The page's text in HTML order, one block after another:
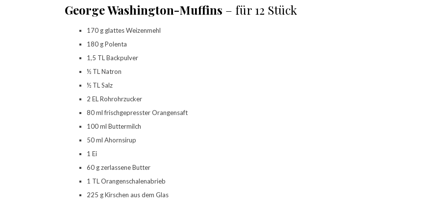
George Washington-Muffins – für 12 Stück
170 g glattes Weizenmehl
180 g Polenta
1,5 TL Backpulver
½ TL Natron
½ TL Salz
2 EL Rohrohrzucker
80 ml frischgepresster Orangensaft
100 ml Buttermilch
50 ml Ahornsirup
1 Ei
60 g zerlassene Butter
1 TL Orangenschalenabrieb
225 g Kirschen aus dem Glas